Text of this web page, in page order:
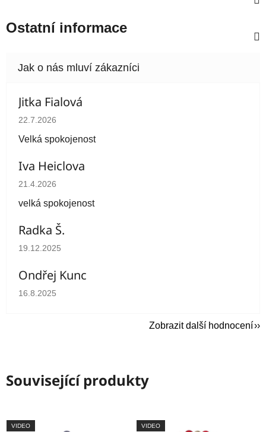
Ostatní informace
Jitka Fialová
Hodnocení obchodu je 5 z 5 hvězdiček.
22.7.2026
Velká spokojenost
Iva Heiclova
Hodnocení obchodu je 5 z 5 hvězdiček.
21.4.2026
velká spokojenost
Radka Š.
Hodnocení obchodu je 5 z 5 hvězdiček.
19.12.2025
Ondřej Kunc
Hodnocení obchodu je 5 z 5 hvězdiček.
16.8.2025
Zobrazit další hodnocení
Související produkty
VIDEO VIDEO